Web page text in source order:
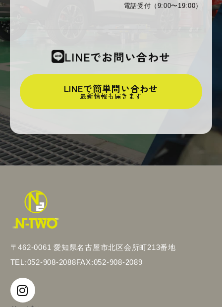
電話受付（9:00〜19:00）
LINEでお問い合わせ
LINEで簡単問い合わせ
最新情報も届きます
〒462-0061 愛知県名古屋市北区会所町213番地
TEL:052-908-2088FAX:052-908-2089